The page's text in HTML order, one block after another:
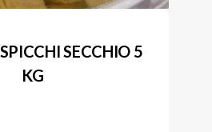
SECCHIO 5
KG